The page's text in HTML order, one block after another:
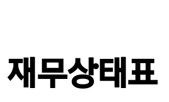
재무상태표